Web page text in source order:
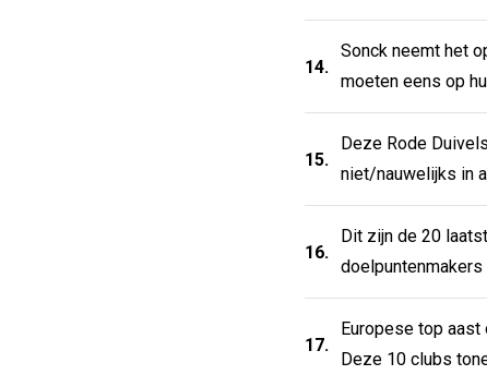
14.
Sonck neemt het
moeten eens op
15.
Deze Rode
niet/nauwelijks in
16.
Dit zijn de 20
17.
Europese top aast
Deze 10